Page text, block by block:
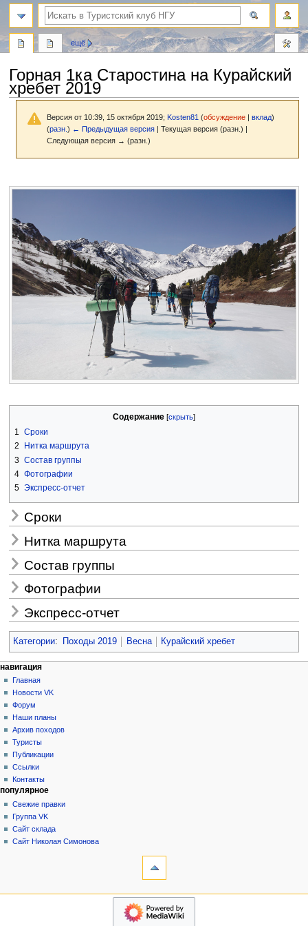
Горная 1ка Старостина на Курайский
хребет 2019
Версия от 10:39, 15 октября 2019;Kosten81 (обсуждение |вклад)
(разн.) ← Предыдущая версия | Текущая версия (разн.) |
Следующая версия → (разн.)
к
к
Содержание
1 Сроки
2
Нитка маршрута
3 Состав группы
4 Фотографии
5 Экспресс-отчет
Сроки
Нитка маршрута
Состав группы
Фотографии
Экспресс-отчет
Категории: Походы 2019 Весна Курайский хребет
Н
а
в
и
а
ц
и
я
действия на странице
статья
обсуждение
читать
просмотр
кода
история
ещё
персональные инструменты
создать
учётную
запись
войти
навигация
Главная
Новости VK
Форум
Наши планы
Архив походов
Туристы
Публикации
Ссылки
Контакты
поиск
популярное
Свежие правки
Группа VK
Сайт склада
Сайт Николая Симонова
навигация